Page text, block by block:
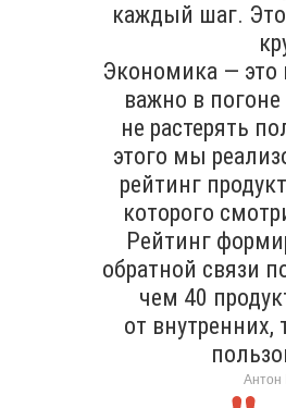
каждый шаг.
Экономика — это
важно в
не растерять
этого мы
рейтинг
которого
Рейтинг
обратной связи
чем 40
от
Антон